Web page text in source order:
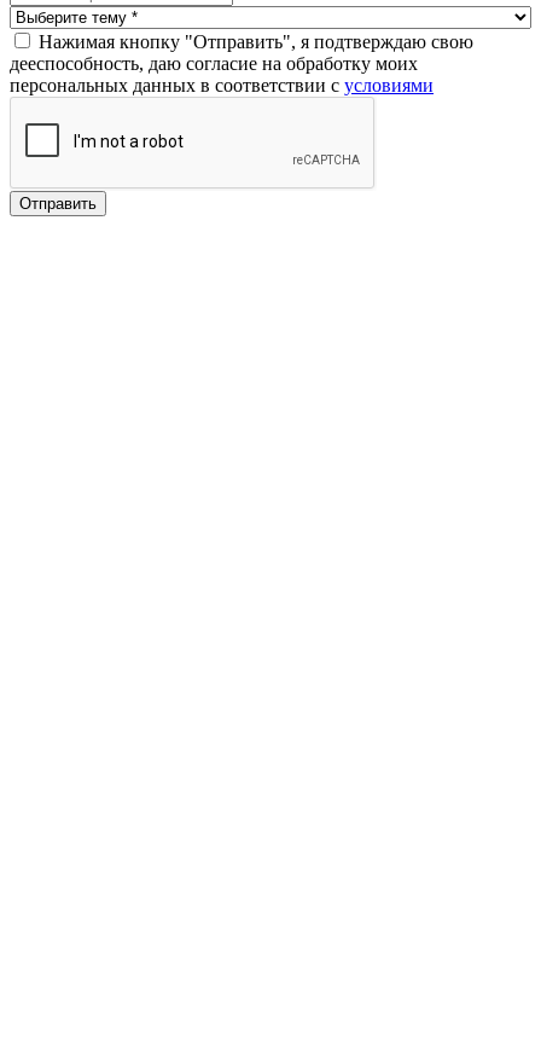
Нажимая кнопку "Отправить", я подтверждаю свою
дееспособность, даю согласие на обработку моих
персональных данных в соответствии с условиями